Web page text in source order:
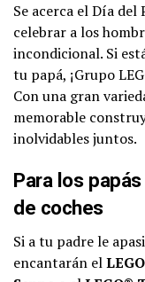
Se acerca el Día
celebrar a los
incondicional. Si
tu papá, ¡Grupo
Con una gran
memorable
inolvidables juntos.
Para los
de coches
Si a tu padre le
encantarán el